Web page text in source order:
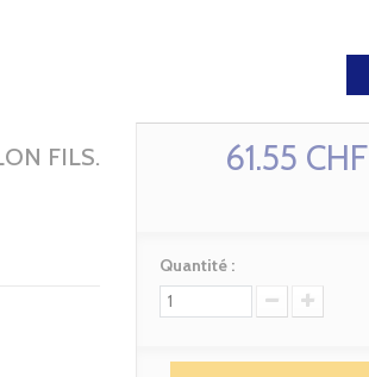
FILS.
61.55 CHF
Quantité :